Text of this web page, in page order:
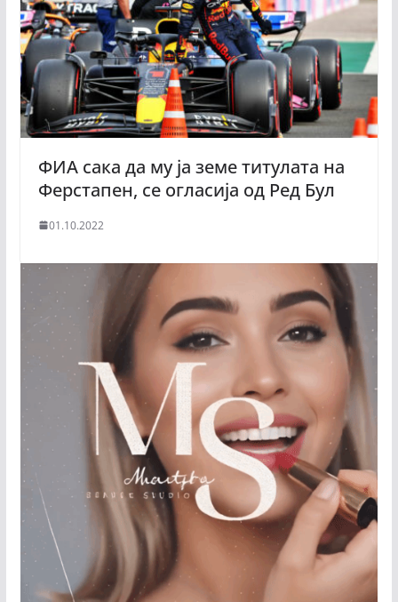
ФИА сака да му ја земе титулата на
Ферстапен, се огласија од Ред Бул
01.10.2022